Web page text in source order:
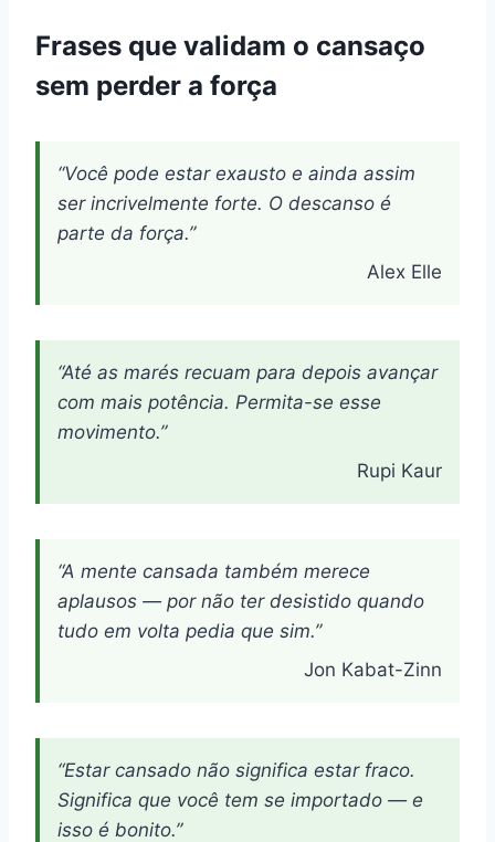
Frases que validam o cansaço
sem perder a força
“Você pode estar exausto e ainda assim
ser incrivelmente forte. O descanso é
parte da força.”
Alex Elle
“Até as marés recuam para depois avançar
com mais potência. Permita-se esse
movimento.”
Rupi Kaur
“A mente cansada também merece
aplausos — por não ter desistido quando
tudo em volta pedia que sim.”
Jon Kabat-Zinn
“Estar cansado não significa estar fraco.
Significa que você tem se importado — e
isso é bonito.”